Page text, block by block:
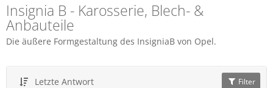
Insignia B - Karosserie, Blech- &
Anbauteile
Die äußere Formgestaltung des InsigniaB von Opel.
Letzte Antwort Filter